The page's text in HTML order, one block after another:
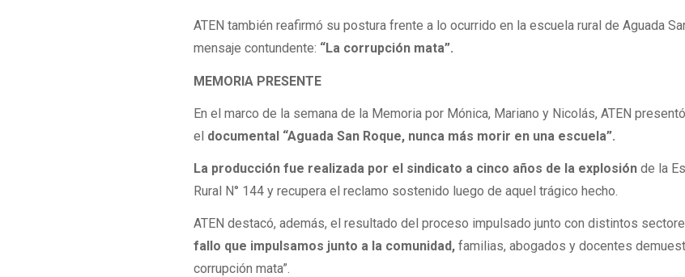
ATEN también reafirmó su postura frente a lo ocurrido en la escuela rural de Aguada
mensaje contundente: “La corrupción mata”.
MEMORIA PRESENTE
En el marco de la semana de la Memoria por Mónica, Mariano y Nicolás, ATEN
el documental “Aguada San Roque, nunca más morir en una escuela”.
La producción fue realizada por el sindicato a cinco años de la explosiónde la
Rural N° 144 y recupera el reclamo sostenido luego de aquel trágico hecho.
ATEN destacó, además, el resultado del proceso impulsado junto con distintos
fallo que impulsamos junto a la comunidad,familias, abogados y docentes
corrupción mata”.